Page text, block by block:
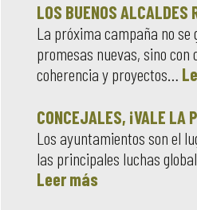
LOS BUENOS ALCALDES
La próxima campaña no se
promesas nuevas, sino con
coherencia y proyectos…
CONCEJALES, ¡VALE LA
Los ayuntamientos son el
las principales luchas
Leer más